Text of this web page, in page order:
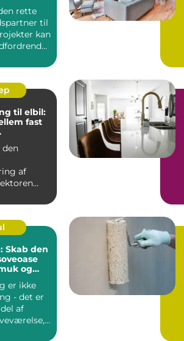
rette
til
kan
til elbil:
fast
af
og skal...
Skab den
og
er ikke
- det er
af